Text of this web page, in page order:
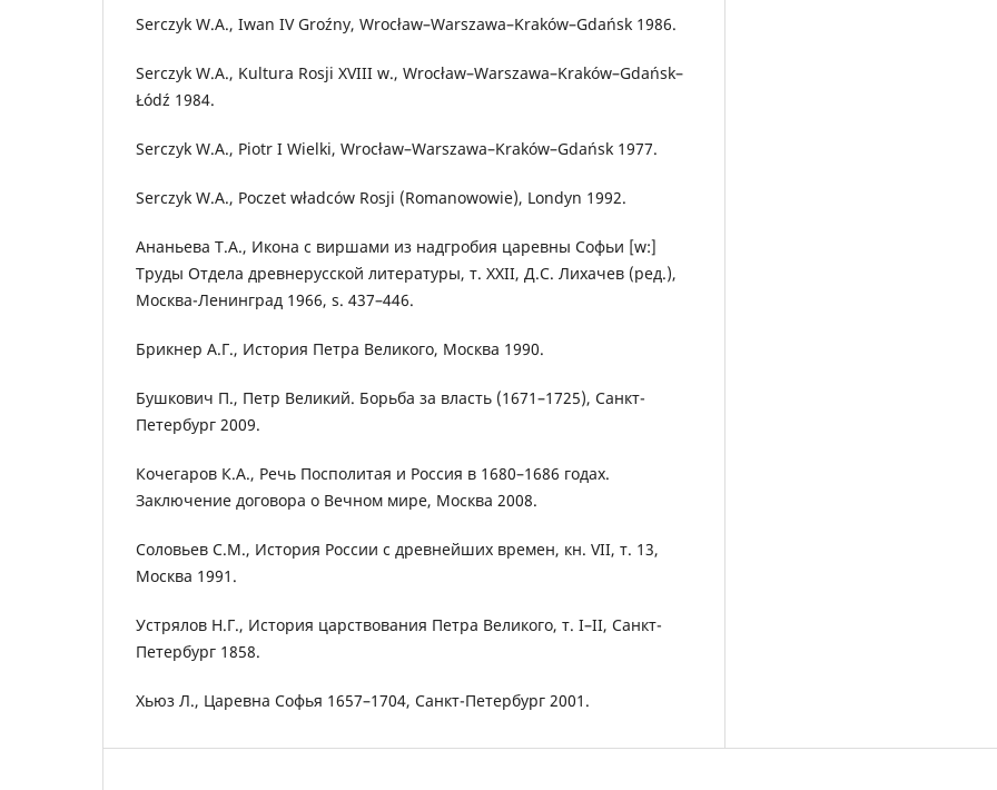
Serczyk W.A., Iwan IV Groźny, Wrocław–Warszawa–Kraków–Gdańsk 1986.
Serczyk W.A., Kultura Rosji XVIII w., Wrocław–Warszawa–Kraków–Gdańsk–
Łódź 1984.
Serczyk W.A., Piotr I Wielki, Wrocław–Warszawa–Kraków–Gdańsk 1977.
Serczyk W.A., Poczet władców Rosji (Romanowowie), Londyn 1992.
Ананьева Т.А., Икона с виршами из надгробия царевны Софьи [w:]
Труды Отдела древнерусской литературы, т. XXII, Д.С. Лихачев (ред.),
Москва-Ленинград 1966, s. 437–446.
Брикнер А.Г., История Петра Великого, Москва 1990.
Бушкович П., Петр Великий. Борьба за власть (1671–1725), Санкт-
Петербург 2009.
Кочегаров К.А., Речь Посполитая и Россия в 1680–1686 годах.
Заключение договора о Вечном мире, Москва 2008.
Соловьев С.М., История России с древнейших времен, кн. VII, т. 13,
Москва 1991.
Устрялов Н.Г., История царствования Петра Великого, т. I–II, Санкт-
Петербург 1858.
Хьюз Л., Царевна Софья 1657–1704, Санкт-Петербург 2001.